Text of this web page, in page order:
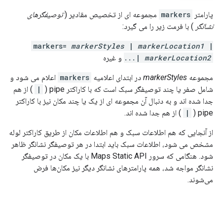
پارامتر markers مجموعه ای از تخصیص مقادیر (توصیفگرهای
نشانگر ) با فرمت زیر را می گیرد:
markers= markerStyles | markerLocation1 |
markerLocation2
|... و غیره
مجموعه markerStyles در ابتدای اعلامیه markers اعلام می شود و
شامل صفر یا چند توصیفگر سبک است که با کاراکتر pipe (
|
) از هم
جدا شده اند و به دنبال آن مجموعه ای از یک یا چند مکان نیز با کاراکتر
pipe (
| ) از هم جدا شده اند.
از آنجایی که هم اطلاعات سبک و هم اطلاعات مکان از طریق کاراکتر لوله
مشخص می شود، اطلاعات سبک باید ابتدا در هر توصیفگر نشانگر ظاهر
شود. هنگامی که سرور Maps Static API با یک مکان در توصیفگر
نشانگر مواجه شد، همه پارامترهای نشانگر دیگر نیز مکان‌ها فرض
می‌شوند.